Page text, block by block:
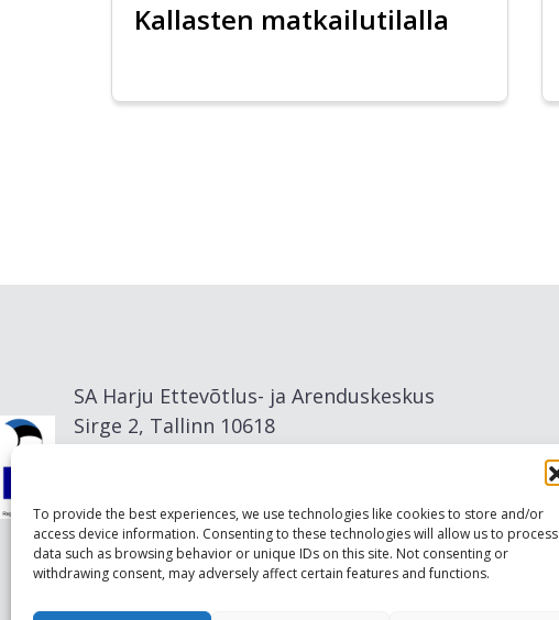
To provide the best experiences, we use technologies like cookies to store and/or
access device information. Consenting to these technologies will allow us to process
data such as browsing behavior or unique IDs on this site. Not consenting or
withdrawing consent, may adversely affect certain features and functions.
Kallasten matkailutilalla
SA Harju Ettevõtlus- ja Arenduskeskus
Sirge 2, Tallinn 10618